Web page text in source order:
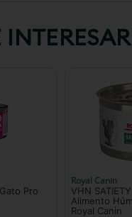
INTERESAR
Pro
Royal Canin
VHN
Alimento
Royal Canin